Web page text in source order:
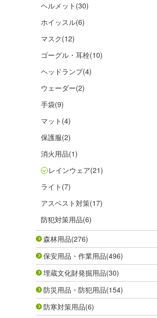
ヘルメット (30)
ホイッスル(6)
マスク(12)
ゴーグル・耳栓(10)
ヘッドランプ(4)
ウェーダー(2)
手袋(9)
マット (4)
保護服(2)
消火用品(1)
レインウェア(21)
ライト (7)
アスベスト対策(17)
防犯対策用品(6)
森林用品(276)
保安用品・作業用品(496)
埋蔵文化財発掘用品(30)
防災用品・防犯用品(154)
防寒対策用品(6)